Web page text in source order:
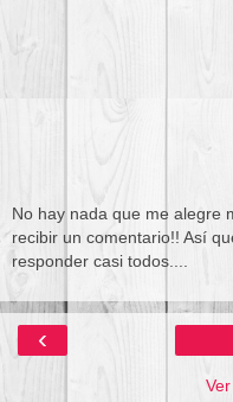
No hay nada que me alegre
recibir un comentario!! Así
responder casi todos....
‹